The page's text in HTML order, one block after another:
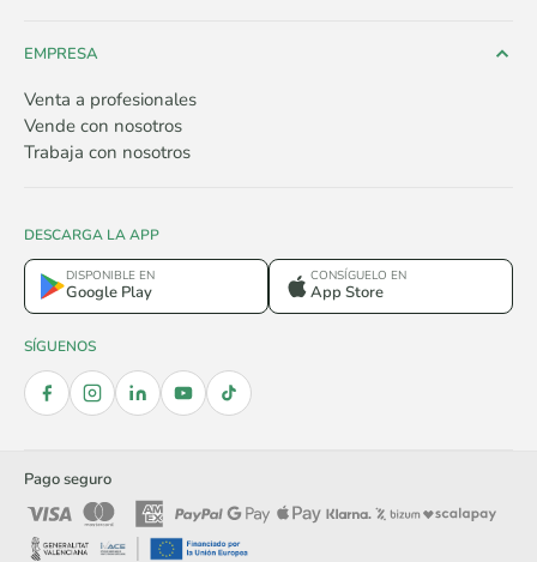
EMPRESA
Venta a profesionales
Vende con nosotros
Trabaja con nosotros
DESCARGA LA APP
DISPONIBLE EN
Google Play
CONSÍGUELO EN
App Store
SÍGUENOS
Pago seguro